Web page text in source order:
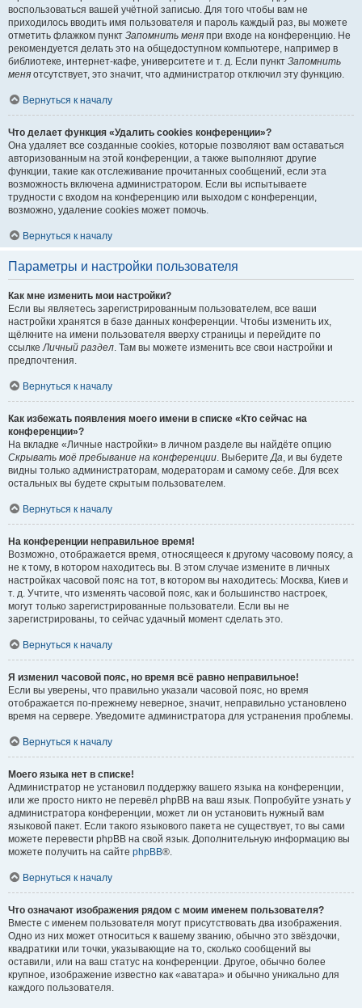
воспользоваться вашей учётной записью. Для того чтобы вам не
приходилось вводить имя пользователя и пароль каждый раз, вы можете
отметить флажком пункт Запомнить меня при входе на конференцию. Не
рекомендуется делать это на общедоступном компьютере, например в
библиотеке, интернет-кафе, университете и т. д. Если пункт Запомнить
меня отсутствует, это значит, что администратор отключил эту функцию.
Вернуться к началу
Что делает функция «Удалить cookies конференции»?
Она удаляет все созданные cookies, которые позволяют вам оставаться
авторизованным на этой конференции, а также выполняют другие
функции, такие как отслеживание прочитанных сообщений, если эта
возможность включена администратором. Если вы испытываете
трудности с входом на конференцию или выходом с конференции,
возможно, удаление cookies может помочь.
Вернуться к началу
Параметры и настройки пользователя
Как мне изменить мои настройки?
Если вы являетесь зарегистрированным пользователем, все ваши
настройки хранятся в базе данных конференции. Чтобы изменить их,
щёлкните на имени пользователя вверху страницы и перейдите по
ссылкеЛичный раздел. Там вы можете изменить все свои настройки и
предпочтения.
Вернуться к началу
Как избежать появления моего имени в списке «Кто сейчас на
конференции»?
На вкладке «Личные настройки» в личном разделе вы найдёте опцию
Скрывать моё пребывание на конференции. ВыберитеДа, и вы будете
видны только администраторам, модераторам и самому себе. Для всех
остальных вы будете скрытым пользователем.
Вернуться к началу
На конференции неправильное время!
Возможно, отображается время, относящееся к другому часовому поясу, а
не к тому, в котором находитесь вы. В этом случае измените в личных
настройках часовой пояс на тот, в котором вы находитесь: Москва, Киев и
т. д. Учтите, что изменять часовой пояс, как и большинство настроек,
могут только зарегистрированные пользователи. Если вы не
зарегистрированы, то сейчас удачный момент сделать это.
Вернуться к началу
Я изменил часовой пояс, но время всё равно неправильное!
Если вы уверены, что правильно указали часовой пояс, но время
отображается по-прежнему неверное, значит, неправильно установлено
время на сервере. Уведомите администратора для устранения проблемы.
Вернуться к началу
Моего языка нет в списке!
Администратор не установил поддержку вашего языка на конференции,
или же просто никто не перевёл phpBB на ваш язык. Попробуйте узнать у
администратора конференции, может ли он установить нужный вам
языковой пакет. Если такого языкового пакета не существует, то вы сами
можете перевести phpBB на свой язык. Дополнительную информацию вы
можете получить на сайте phpBB®.
Вернуться к началу
Что означают изображения рядом с моим именем пользователя?
Вместе с именем пользователя могут присутствовать два изображения.
Одно из них может относиться к вашему званию, обычно это звёздочки,
квадратики или точки, указывающие на то, сколько сообщений вы
оставили, или на ваш статус на конференции. Другое, обычно более
крупное, изображение известно как «аватара» и обычно уникально для
каждого пользователя.